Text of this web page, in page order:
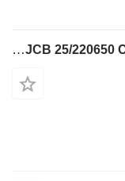
عجلة مشط التبن JCB 25/220650 CXP16293-04J 173308 لـ حفارة JCB JS130W